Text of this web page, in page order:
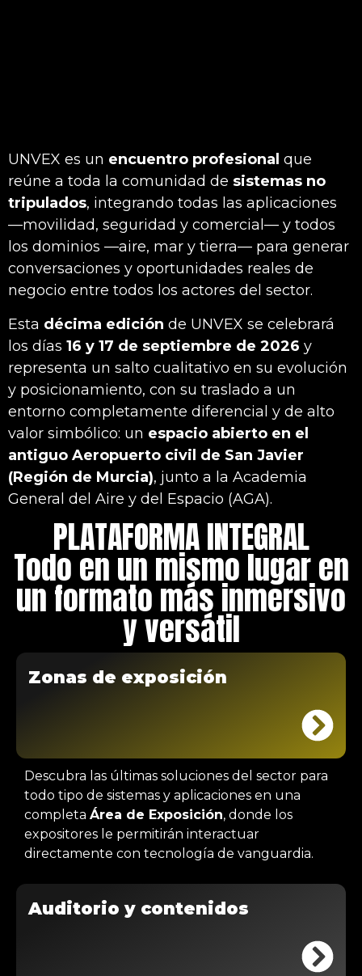
UNVEX es un encuentro profesional que
reúne a toda la comunidad de sistemas no
tripulados, integrando todas las aplicaciones
—movilidad, seguridad y comercial— y todos
los dominios —aire, mar y tierra— para generar
conversaciones y oportunidades reales de
negocio entre todos los actores del sector.
Esta décima edición de UNVEX se celebrará
los días 16 y 17 de septiembre de 2026 y
representa un salto cualitativo en su evolución
y posicionamiento, con su traslado a un
entorno completamente diferencial y de alto
valor simbólico: un espacio abierto en el
antiguo Aeropuerto civil de San Javier
(Región de Murcia), junto a la Academia
General del Aire y del Espacio (AGA).
PLATAFORMA INTEGRAL
Todo en un mismo lugar en
un formato más inmersivo
y versátil
Zonas de exposición
Descubra las últimas soluciones del sector para
todo tipo de sistemas y aplicaciones en una
completa Área de Exposición, donde los
expositores le permitirán interactuar
directamente con tecnología de vanguardia.
Auditorio y contenidos